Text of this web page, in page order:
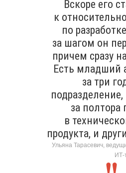
Вскоре его
к
по
за шагом он
причем сразу
Есть младший
за три
за
в
продукта, и
Ульяна Тарасевич,
ИТ-